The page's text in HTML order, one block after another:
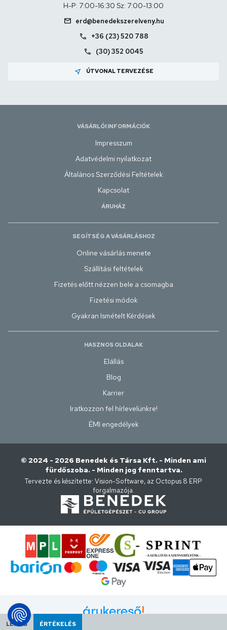
LEÍRÁS ÉRTÉKELÉS
H-P: 7:00-16:30 Sz: 7:00-13:00
mail erd@benedekszerelveny.hu
call +36 (23) 520 788
call (30) 352 0045
near_me ÚTVONAL TERVEZÉSE
VÁSÁRLÓI INFORMÁCIÓK
Impresszum
Adatvédelmi nyilatkozat
Általános Szerződési Feltételek
Kapcsolat
ÁRUHÁZ
SEGÍTSÉG A VÁSÁRLÁSHOZ
Online vásárlás menete
Szállítási feltételek
Fizetés előtt nézzen bele a csomagba
Fizetési módok
Gyakran Ismételt Kérdések
HASZNOS OLDALAK
Elállás
Blog
Karrier
Iratkozzon fel hírlevelünkre!
ÉMI engedélyek
© 2024 - 2026 Benedek és Társa Kft. - Minden ami
fürdőszoba. - Minden jog fenntartva.
Tervezte és készítette: Vision-Software, az Octopus 8 ERP
forgalmazója.